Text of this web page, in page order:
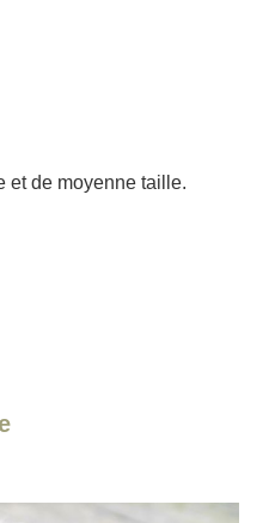
et de moyenne taille.